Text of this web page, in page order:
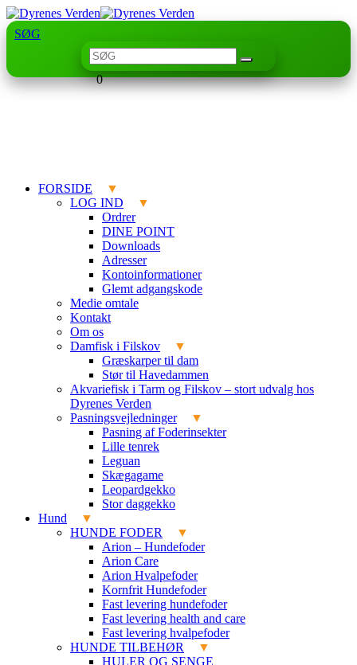
SØG
0
FORSIDE
LOG IND
Ordrer
DINE POINT
Downloads
Adresser
Kontoinformationer
Glemt adgangskode
Medie omtale
Kontakt
Om os
Damfisk i Filskov
Græskarper til dam
Stør til Havedammen
Akvariefisk i Tarm og Filskov – stort udvalg hos
Dyrenes Verden
Pasningsvejledninger
Pasning af Foderinsekter
Lille tenrek
Leguan
Skægagame
Leopardgekko
Stor daggekko
Hund
HUNDE FODER
Arion – Hundefoder
Arion Care
Arion Hvalpefoder
Kornfrit Hundefoder
Fast levering hundefoder
Fast levering health and care
Fast levering hvalpefoder
HUNDE TILBEHØR
HULER OG SENGE